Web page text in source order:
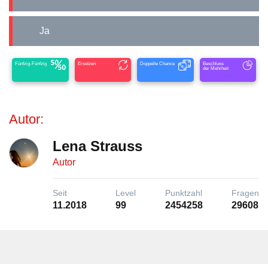
Ja
Fünfzig-Fünfzig Ersetzen Doppelte Chance
Beschluss
der Mehrheit
Autor:
Lena Strauss
Autor
Seit
11.2018
Level
99
Punktzahl
2454258
Fragen
29608